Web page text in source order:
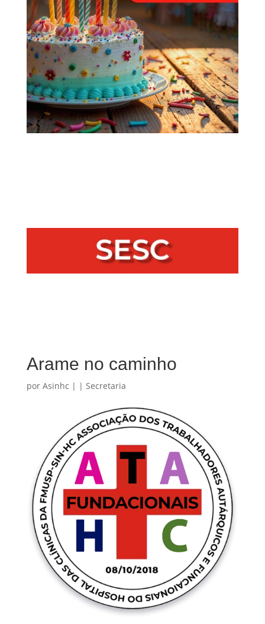
Arame no caminho
por Asinhc | | Secretaria